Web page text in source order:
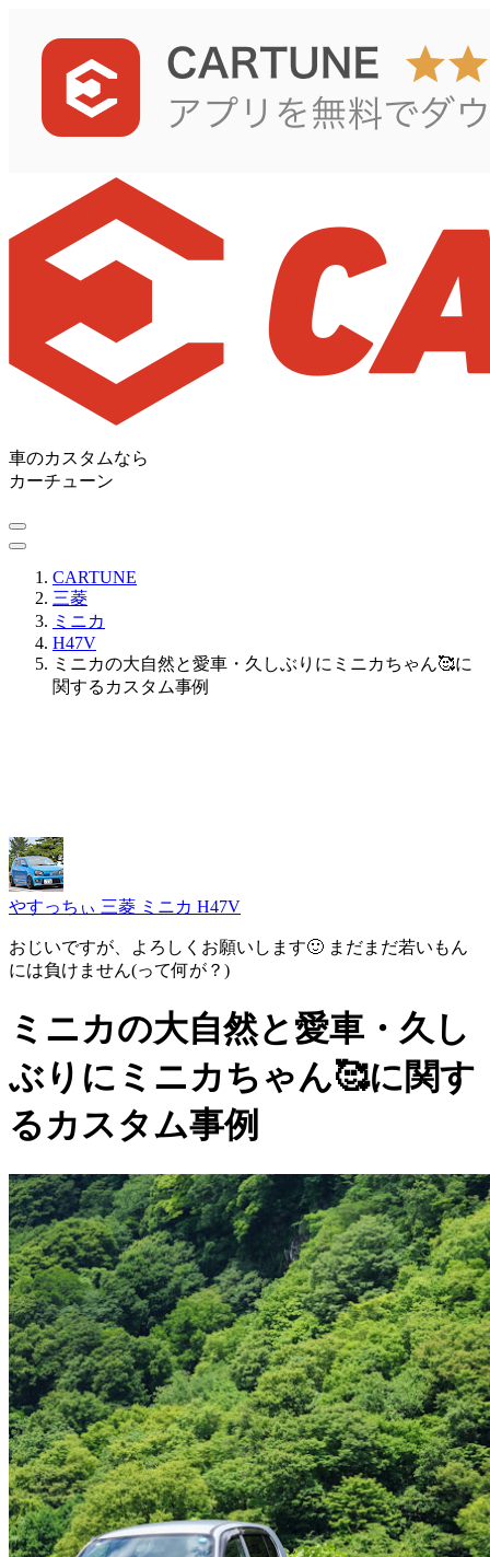
車のカスタムなら
カーチューン
CARTUNE
三菱
ミニカ
H47V
ミニカの大自然と愛車・久しぶりにミニカちゃん🥰に
関するカスタム事例
やすっちぃ 三菱 ミニカ H47V
おじいですが、よろしくお願いします🙂 まだまだ若いもん
には負けません(って何が？)
ミニカの大自然と愛車・久し
ぶりにミニカちゃん🥰に関す
るカスタム事例